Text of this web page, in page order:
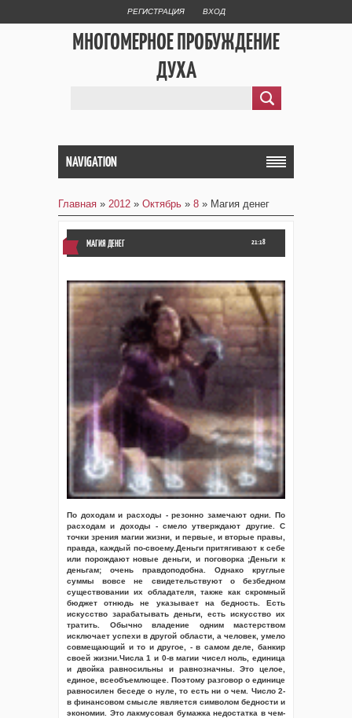
РЕГИСТРАЦИЯ ВХОД
МНОГОМЕРНОЕ ПРОБУЖДЕНИЕ
ДУХА
NAVIGATION
Главная » 2012 » Октябрь » 8 » Магия денег
21:18
МАГИЯ ДЕНЕГ
По доходам и расходы - резонно замечают одни. По
расходам и доходы - смело утверждают другие. С
точки зрения магии жизни, и первые, и вторые правы,
правда, каждый по-своему.Деньги притягивают к себе
или порождают новые деньги, и поговорка ;Деньги к
деньгам; очень правдоподобна. Однако круглые
суммы вовсе не свидетельствуют о безбедном
существовании их обладателя, также как скромный
бюджет отнюдь не указывает на бедность. Есть
искусство зарабатывать деньги, есть искусство их
тратить. Обычно владение одним мастерством
исключает успехи в другой области, а человек, умело
совмещающий и то и другое, - в самом деле, банкир
своей жизни.Числа 1 и 0-в магии чисел ноль, единица
и двойка равносильны и равнозначны. Это целое,
единое, всеобъемлющее. Поэтому разговор о единице
равносилен беседе о нуле, то есть ни о чем. Число 2-
в финансовом смысле является символом бедности и
экономии. Это лакмусовая бумажка недостатка в чем-